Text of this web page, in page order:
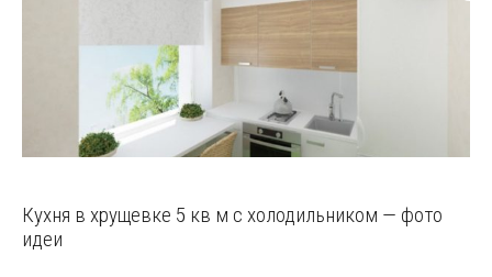
Кухня в хрущевке 5 кв м с холодильником — фото
идеи